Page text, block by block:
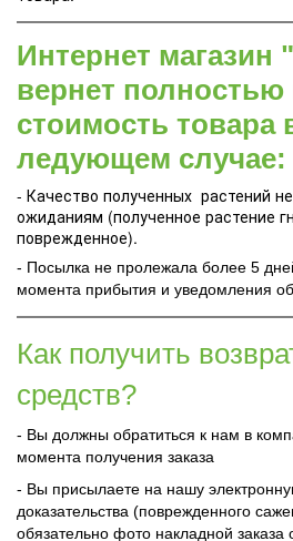
Интернет магазин
вернет
стоимость товара
ледующем случае:
- Качество полученных растений
ожиданиям (полученное растение
поврежденное).
- Посылка не пролежала более 5
момента прибытия и уведомления
Как получить
средств?
- Вы должны обратиться к нам в
момента получения заказа
- Вы присылаете на нашу
доказательства (поврежденного
обязательно фото накладной заказа